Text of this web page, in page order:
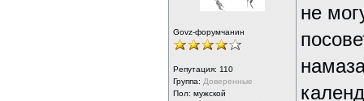
Govz-форумчанин
Репутация: 110
Группа: Доверенные
Пол: мужской
не